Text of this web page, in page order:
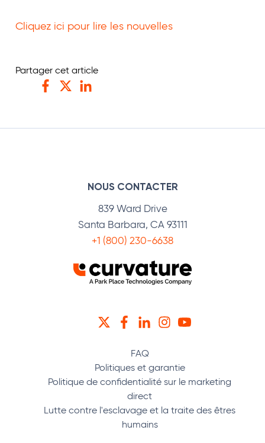
Cliquez ici pour lire les nouvelles
Partager cet article
NOUS CONTACTER
839 Ward Drive
Santa Barbara, CA 93111
+1 (800) 230-6638
TWITTERFACEBOOK
LINKEDININSTAGRAM
YOUTUBE
FAQ
Politiques et garantie
Politique de confidentialité sur le marketing
direct
Lutte contre l'esclavage et la traite des êtres
humains